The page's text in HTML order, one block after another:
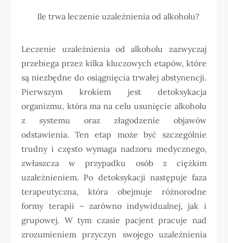
Ile trwa leczenie uzależnienia od alkoholu?
Leczenie uzależnienia od alkoholu zazwyczaj
przebiega przez kilka kluczowych etapów, które
są niezbędne do osiągnięcia trwałej abstynencji.
Pierwszym krokiem jest detoksykacja
organizmu, która ma na celu usunięcie alkoholu
z systemu oraz złagodzenie objawów
odstawienia. Ten etap może być szczególnie
trudny i często wymaga nadzoru medycznego,
zwłaszcza w przypadku osób z ciężkim
uzależnieniem. Po detoksykacji następuje faza
terapeutyczna, która obejmuje różnorodne
formy terapii – zarówno indywidualnej, jak i
grupowej. W tym czasie pacjent pracuje nad
zrozumieniem przyczyn swojego uzależnienia